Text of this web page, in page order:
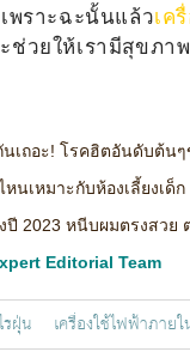
พราะฉะนั้นแล้วเค
ช่วยให้เรามีสุขภ
เถอะ! โรคฮิตอันดับต้นๆ
นเหมาะกับห้องเลี้ยงเด็ก
ปี 2023 หนีบผมตรงสวย
Editorial Team
รฝุ่น เครื่องใช้ไฟฟ้าภาย